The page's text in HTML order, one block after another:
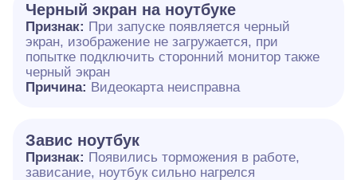
Черный экран на ноутбуке
Признак: При запуске появляется черный
экран, изображение не загружается, при
попытке подключить сторонний монитор также
черный экран
Причина: Видеокарта неисправна
Завис ноутбук
Признак: Появились торможения в работе,
зависание, ноутбук сильно нагрелся